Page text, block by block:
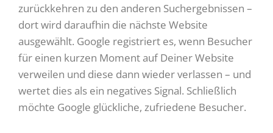
zurückkehren zu den anderen Suchergebnissen –
dort wird daraufhin die nächste Website
ausgewählt. Google registriert es, wenn Besucher
für einen kurzen Moment auf Deiner Website
verweilen und diese dann wieder verlassen – und
wertet dies als ein negatives Signal. Schließlich
möchte Google glückliche, zufriedene Besucher.